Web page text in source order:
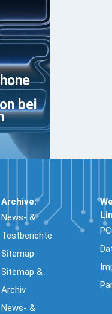
bei
Archive:
News- &
Testberichte
Sitemap
Sitemap &
Archiv
News- &